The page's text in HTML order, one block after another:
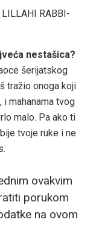
RABBI-
nestašica?
šerijatskog
tražio onoga koji
i mahanama tvog
malo. Pa ako ti
tvoje ruke i ne
ovakvim
porukom
na ovom